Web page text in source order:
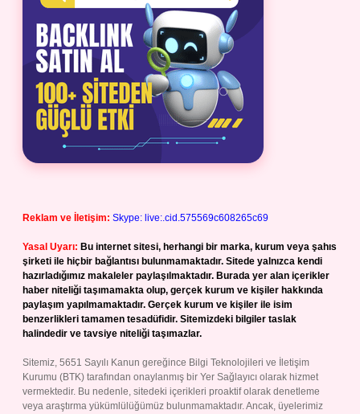
Reklam ve İletişim: Skype: live:.cid.575569c608265c69
Yasal Uyarı: Bu internet sitesi, herhangi bir marka, kurum veya şahıs
şirketi ile hiçbir bağlantısı bulunmamaktadır. Sitede yalnızca kendi
hazırladığımız makaleler paylaşılmaktadır. Burada yer alan içerikler
haber niteliği taşımamakta olup, gerçek kurum ve kişiler hakkında
paylaşım yapılmamaktadır. Gerçek kurum ve kişiler ile isim
benzerlikleri tamamen tesadüfidir. Sitemizdeki bilgiler taslak
halindedir ve tavsiye niteliği taşımazlar.
Sitemiz, 5651 Sayılı Kanun gereğince Bilgi Teknolojileri ve İletişim
Kurumu (BTK) tarafından onaylanmış bir Yer Sağlayıcı olarak hizmet
vermektedir. Bu nedenle, sitedeki içerikleri proaktif olarak denetleme
veya araştırma yükümlülüğümüz bulunmamaktadır. Ancak, üyelerimiz